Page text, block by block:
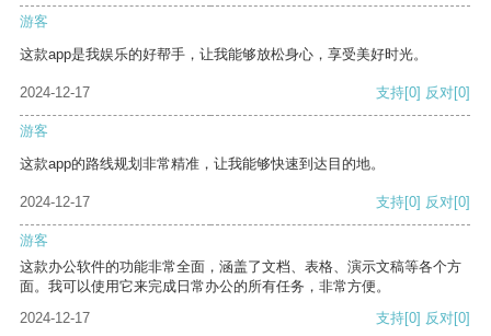
游客
这款app是我娱乐的好帮手，让我能够放松身心，享受美好时光。
2024-12-17 支持[0] 反对[0]
游客
这款app的路线规划非常精准，让我能够快速到达目的地。
2024-12-17 支持[0] 反对[0]
游客
这款办公软件的功能非常全面，涵盖了文档、表格、演示文稿等各个方
面。我可以使用它来完成日常办公的所有任务，非常方便。
2024-12-17
支持[0] 反对[0]